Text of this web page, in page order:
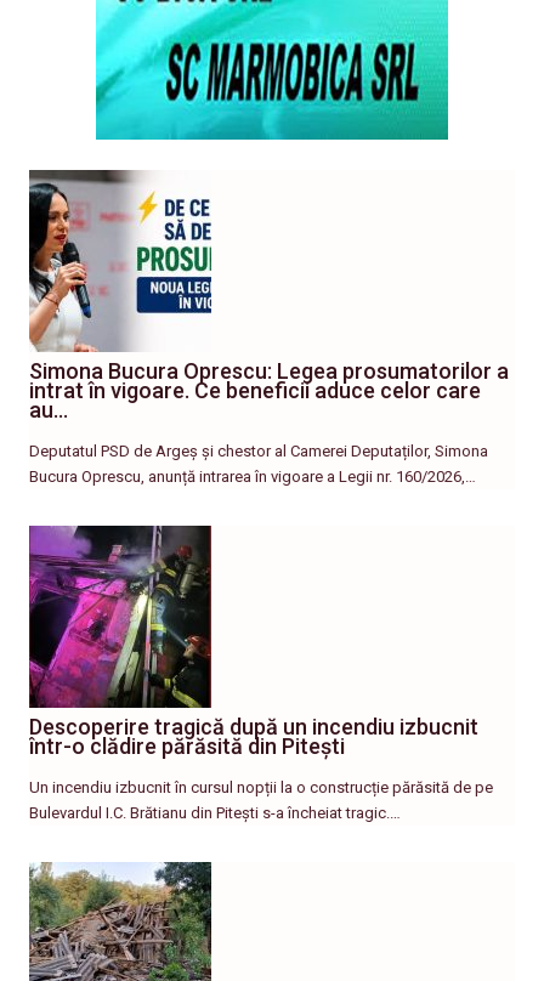
Simona Bucura Oprescu: Legea prosumatorilor a
intrat în vigoare. Ce beneficii aduce celor care
au…
Deputatul PSD de Argeș și chestor al Camerei Deputaților, Simona
Bucura Oprescu, anunță intrarea în vigoare a Legii nr. 160/2026,…
Descoperire tragică după un incendiu izbucnit
într-o clădire părăsită din Pitești
Un incendiu izbucnit în cursul nopții la o construcție părăsită de pe
Bulevardul I.C. Brătianu din Pitești s-a încheiat tragic.…